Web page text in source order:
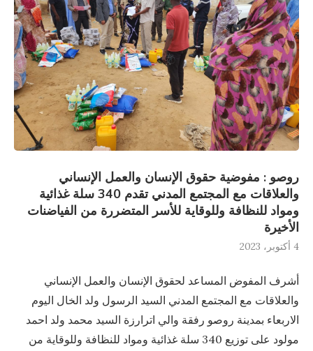
روصو : مفوضية حقوق الإنسان والعمل الإنساني
والعلاقات مع المجتمع المدني تقدم 340 سلة غذائية
ومواد للنظافة وللوقاية للأسر المتضررة من الفياضنات
الأخيرة
4 أكتوبر، 2023
أشرف المفوض المساعد لحقوق الإنسان والعمل الإنساني
والعلاقات مع المجتمع المدني السيد الرسول ولد الخال اليوم
الاربعاء بمدينة روصو رفقة والي اترارزة السيد محمد ولد احمد
مولود على توزيع 340 سلة غذائية ومواد للنظافة وللوقاية من